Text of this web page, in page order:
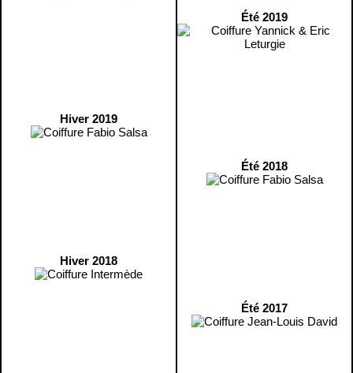
Hiver 2019
Hiver 2018
Été 2019
Été 2018
Été 2017